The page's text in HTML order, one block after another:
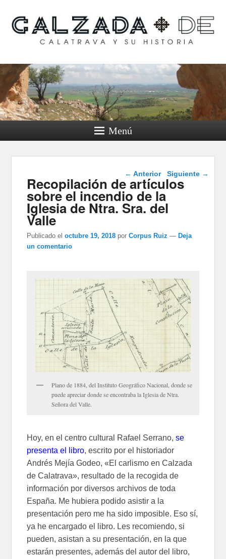
Calzada de Calatrava y
su historia
Menú
Navegación de
entradas
← Anterior Siguiente →
Recopilación de artículos
sobre el incendio de la
Iglesia de Ntra. Sra. del
Valle
Publicado el octubre 19, 2018 porCorpus Ruiz — Deja
un comentario
Plano de 1884, del Instituto Geográfico Nacional, donde se
puede apreciar donde se encontraba la Iglesia de Ntra.
Señora del Valle.
Hoy, en el centro cultural Rafael Serrano,se
presenta el libro, escrito por el historiador
Andrés Mejía Godeo, «El carlismo en Calzada
de Calatrava», resultado de la recogida de
información por diversos archivos de toda
España. Me hubiera podido asistir a la
presentación pero me ha sido imposible. Eso sí,
ya he encargado el libro. Les recomiendo, si
pueden, asistan a su presentación, en la que
estarán presentes, además del autor del libro,